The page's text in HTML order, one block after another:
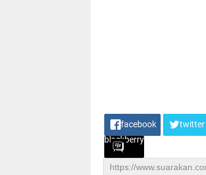
facebook twitter
blackberry